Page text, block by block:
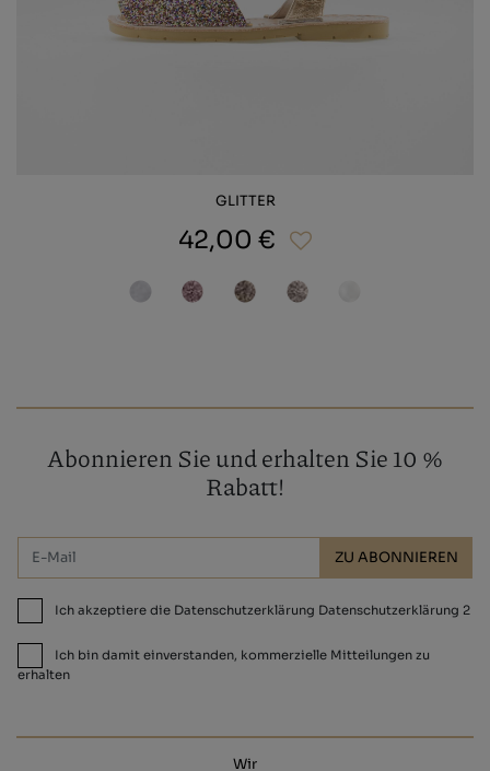
GLITTER
42,00 €
Abonnieren Sie und erhalten Sie 10 %
Rabatt!
ZU ABONNIEREN
Ich akzeptiere die Datenschutzerklärung Datenschutzerklärung 2
Ich bin damit einverstanden, kommerzielle Mitteilungen zu
erhalten
Wir